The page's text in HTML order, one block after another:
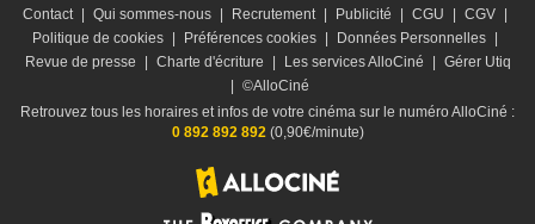
Contact | Qui sommes-nous | Recrutement | Publicité | CGU | CGV |
Politique de cookies | Préférences cookies | Données Personnelles |
Revue de presse
| Charte d'écriture | Les services AlloCiné | Gérer Utiq
| ©AlloCiné
Retrouvez tous les horaires et infos de votre cinéma sur le numéro AlloCiné :
0 892 892 892 (0,90€/minute)